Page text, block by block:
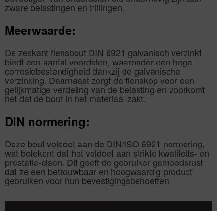
zware belastingen en trillingen.
Meerwaarde:
De zeskant flensbout DIN 6921 galvanisch verzinkt
biedt een aantal voordelen, waaronder een hoge
corrosiebestendigheid dankzij de galvanische
verzinking. Daarnaast zorgt de flenskop voor een
gelijkmatige verdeling van de belasting en voorkomt
het dat de bout in het materiaal zakt.
DIN normering:
Deze bout voldoet aan de DIN/ISO 6921 normering,
wat betekent dat het voldoet aan strikte kwaliteits- en
prestatie-eisen. Dit geeft de gebruiker gemoedsrust
dat ze een betrouwbaar en hoogwaardig product
gebruiken voor hun bevestigingsbehoeften.